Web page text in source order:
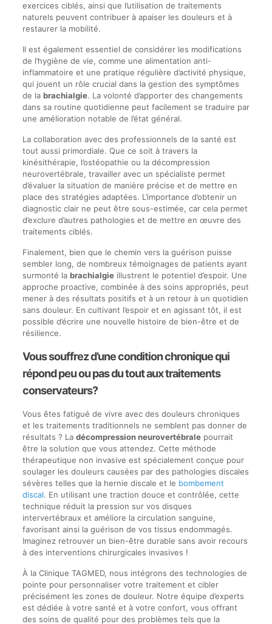
exercices ciblés, ainsi que l’utilisation de traitements
naturels peuvent contribuer à apaiser les douleurs et à
restaurer la mobilité.
Il est également essentiel de considérer les modifications
de l’hygiène de vie, comme une alimentation anti-
inflammatoire et une pratique régulière d’activité physique,
qui jouent un rôle crucial dans la gestion des symptômes
de la brachialgie. La volonté d’apporter des changements
dans sa routine quotidienne peut facilement se traduire par
une amélioration notable de l’état général.
La collaboration avec des professionnels de la santé est
tout aussi primordiale. Que ce soit à travers la
kinésithérapie, l’ostéopathie ou la décompression
neurovertébrale, travailler avec un spécialiste permet
d’évaluer la situation de manière précise et de mettre en
place des stratégies adaptées. L’importance d’obtenir un
diagnostic clair ne peut être sous-estimée, car cela permet
d’exclure d’autres pathologies et de mettre en œuvre des
traitements ciblés.
Finalement, bien que le chemin vers la guérison puisse
sembler long, de nombreux témoignages de patients ayant
surmonté la brachialgieillustrent le potentiel d’espoir. Une
approche proactive, combinée à des soins appropriés, peut
mener à des résultats positifs et à un retour à un quotidien
sans douleur. En cultivant l’espoir et en agissant tôt, il est
possible d’écrire une nouvelle histoire de bien-être et de
résilience.
Vous souffrez d’une condition chronique qui
répond peu ou pas du tout aux traitements
conservateurs?
Vous êtes fatigué de vivre avec des douleurs chroniques
et les traitements traditionnels ne semblent pas donner de
résultats ? La décompression neurovertébralepourrait
être la solution que vous attendez. Cette méthode
thérapeutique non invasive est spécialement conçue pour
soulager les douleurs causées par des pathologies discales
sévères telles que la hernie discale et le bombement
discal. En utilisant une traction douce et contrôlée, cette
technique réduit la pression sur vos disques
intervertébraux et améliore la circulation sanguine,
favorisant ainsi la guérison de vos tissus endommagés.
Imaginez retrouver un bien-être durable sans avoir recours
à des interventions chirurgicales invasives !
À la Clinique TAGMED, nous intégrons des technologies de
pointe pour personnaliser votre traitement et cibler
précisément les zones de douleur. Notre équipe d’experts
est dédiée à votre santé et à votre confort, vous offrant
des soins de qualité pour des problèmes tels que la